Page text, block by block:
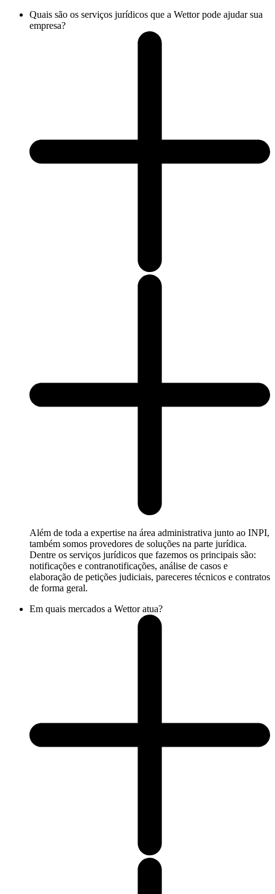
Quais são os serviços jurídicos que a Wettor pode ajudar sua
empresa?
Além de toda a expertise na área administrativa junto ao INPI,
também somos provedores de soluções na parte jurídica.
Dentre os serviços jurídicos que fazemos os principais são:
notificações e contranotificações, análise de casos e
elaboração de petições judiciais, pareceres técnicos e contratos
de forma geral.
Em quais mercados a Wettor atua?